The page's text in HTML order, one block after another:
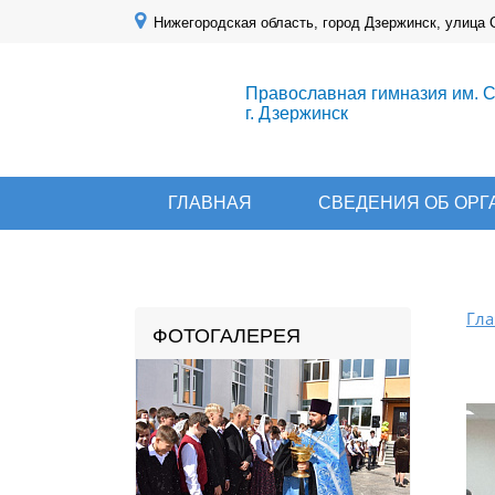
Нижегородская область, город Дзержинск, улица
Православная гимназия им.
г. Дзержинск
ГЛАВНАЯ СВЕДЕНИЯ ОБ
ФОТОГАЛЕРЕЯ